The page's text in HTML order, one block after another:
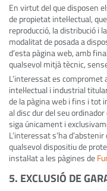
En virtut del que disposen
de propietat intel·lectual,
reproducció, la distribució i
modalitat de posada a
d’esta pàgina web, amb
qualsevol mitjà tècnic,
L’interessat es
intel·lectual i industrial
de la pàgina web i fins i tot
al disc dur del seu
siga únicament i
L’interessat s’ha
qualsevol dispositiu de
instal·lat a les pàgines de
5. EXCLUSIÓ DE